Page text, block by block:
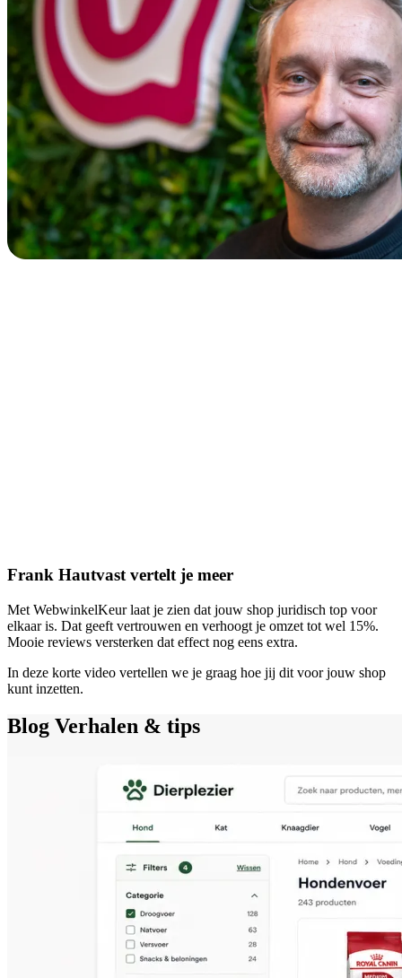
Frank Hautvast vertelt je meer
Met WebwinkelKeur laat je zien dat jouw shop juridisch top voor
elkaar is. Dat geeft vertrouwen en verhoogt je omzet tot wel 15%.
Mooie reviews versterken dat effect nog eens extra.
In deze korte video vertellen we je graag hoe jij dit voor jouw shop
kunt inzetten.
Blog Verhalen & tips